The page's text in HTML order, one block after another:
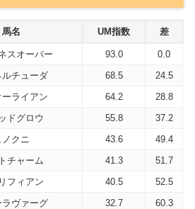
馬名 UM指数 差
スオーバー 93.0
0.0
ルチューダ 68.5
24.5
ーライアン 64.2
28.8
ドグロウ 55.8
37.2
ノクニ 43.6
49.4
チャーム 41.3
51.7
フィアン 40.5
52.5
ラヴァーグ 32.7
60.3